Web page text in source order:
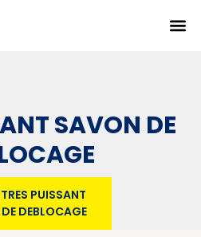
SAVON DE
TRES PUISSANT
DEBLOCAGE